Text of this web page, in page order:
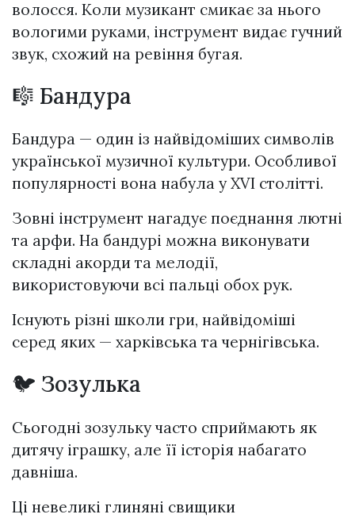
волосся. Коли музикант смикає за нього
вологими руками, інструмент видає гучний
звук, схожий на ревіння бугая.
🎼 Бандура
Бандура — один із найвідоміших символів
української музичної культури. Особливої
популярності вона набула у XVI столітті.
Зовні інструмент нагадує поєднання лютні
та арфи. На бандурі можна виконувати
складні акорди та мелодії,
використовуючи всі пальці обох рук.
Існують різні школи гри, найвідоміші
серед яких — харківська та чернігівська.
🐦 Зозулька
Сьогодні зозульку часто сприймають як
дитячу іграшку, але її історія набагато
давніша.
Ці невеликі глиняні свищики